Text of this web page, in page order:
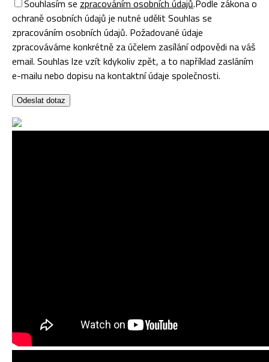
Souhlasím se zpracováním osobních údajů.Podle zákona o
ochraně osobních údajů je nutné udělit Souhlas se
zpracováním osobních údajů. Požadované údaje
zpracováváme konkrétně za účelem zasílání odpovědi na váš
email. Souhlas lze vzít kdykoliv zpět, a to například zasláním
e-mailu nebo dopisu na kontaktní údaje společnosti.
Odeslat dotaz